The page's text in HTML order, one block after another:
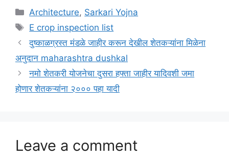
Categories
Architecture, Sarkari Yojna
Tags
E crop inspection list
दुष्काळग्रस्त मंडळे जाहीर करून देखील शेतकऱ्यांना मिळेना
अनुदान maharashtra dushkal
नमो शेतकरी योजनेचा दुसरा हफ्ता जाहीर यादिवशी जमा
होणार शेतकऱ्यांना २००० पहा यादी
Leave a comment